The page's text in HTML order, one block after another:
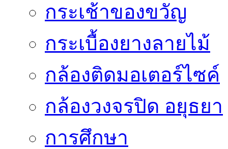
กระเช้าของขวัญ
กระเบื้องยางลายไม้
กล้องติดมอเตอร์ไซค์
กล้องวงจรปิด อยุธยา
การศึกษา